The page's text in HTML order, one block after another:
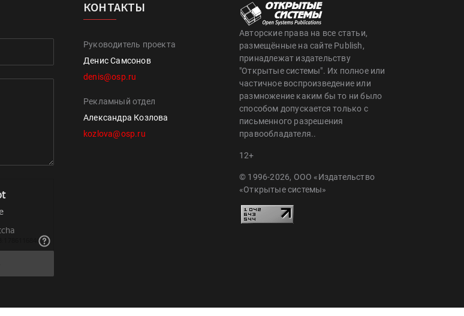
КОНТАКТЫ
Руководитель проекта
Денис Самсонов
denis@osp.ru
Рекламный отдел
Александра Козлова
kozlova@osp.ru
Авторские права на все статьи,
размещённые на сайте Publish,
принадлежат издательству
"Открытые системы". Их полное или
частичное воспроизведение или
размножение каким бы то ни было
способом допускается только с
письменного разрешения
правообладателя..
12+
© 1996-2026, ООО «Издательство
«Открытые системы»